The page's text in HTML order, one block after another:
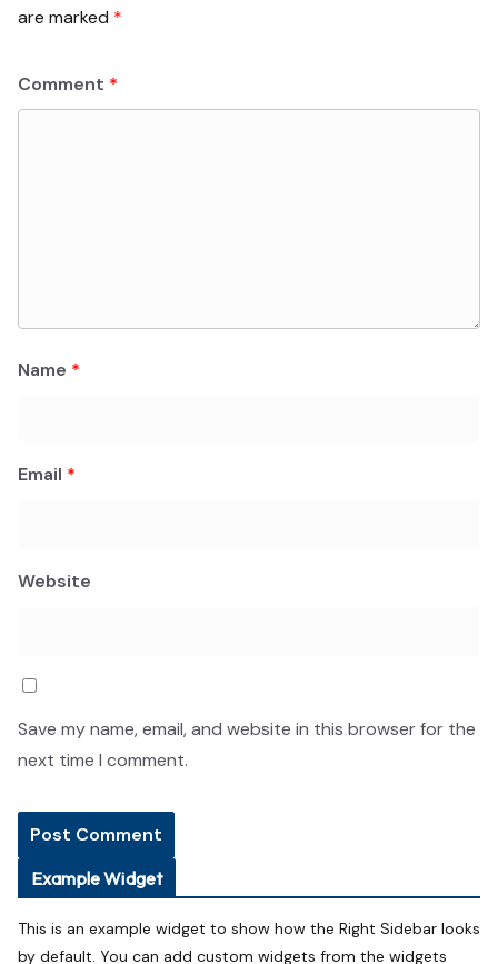
are marked *
Comment *
Name *
Email *
Website
Save my name, email, and website in this browser for the
next time I comment.
Example Widget
This is an example widget to show how the Right Sidebar looks
by default. You can add custom widgets from the widgets